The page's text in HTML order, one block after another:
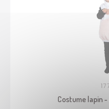
Costume lapin